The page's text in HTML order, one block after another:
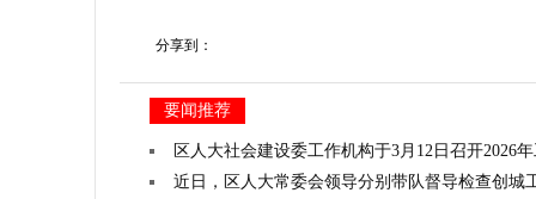
分享到：
要闻推荐
区人大社会建设委工作机构于3月12日召开2026
近日，区人大常委会领导分别带队督导检查创城